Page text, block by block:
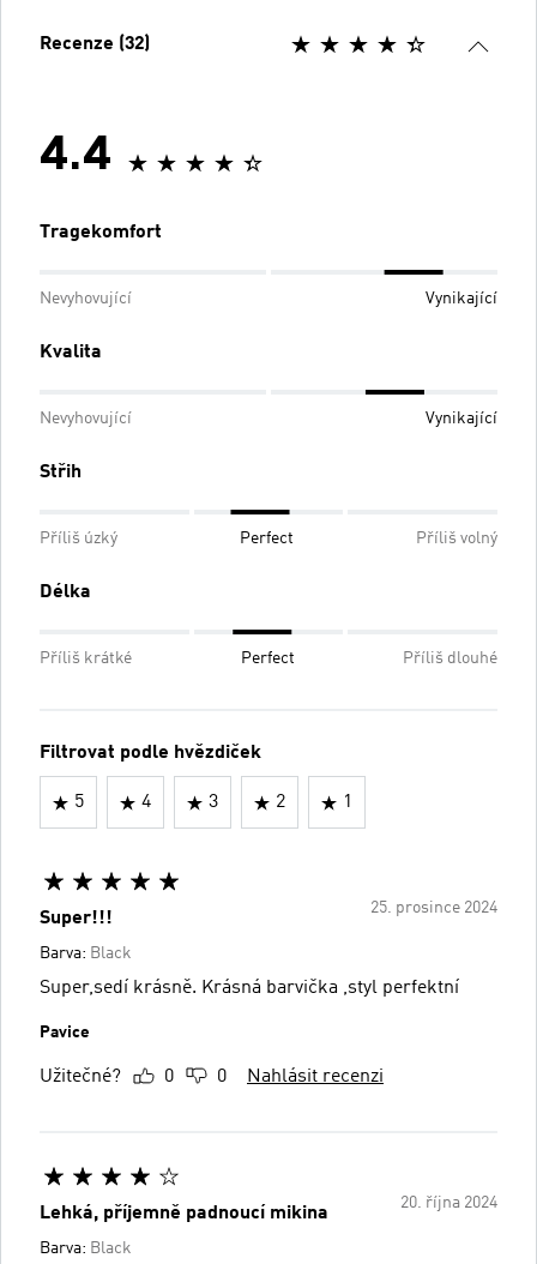
Recenze (32)
4.4
Tragekomfort
Nevyhovující Vynikající
Kvalita
Nevyhovující Vynikající
Střih
Příliš úzký Perfect Příliš volný
Délka
Příliš krátké Perfect Příliš dlouhé
Filtrovat podle hvězdiček
5 4 3 2 1
25. prosince 2024
Super!!!
Barva: Black
Super,sedí krásně. Krásná barvička ,styl perfektní
Pavice
Užitečné? 0 0 Nahlásit recenzi
20. října 2024
Lehká, příjemně padnoucí mikina
Barva: Black